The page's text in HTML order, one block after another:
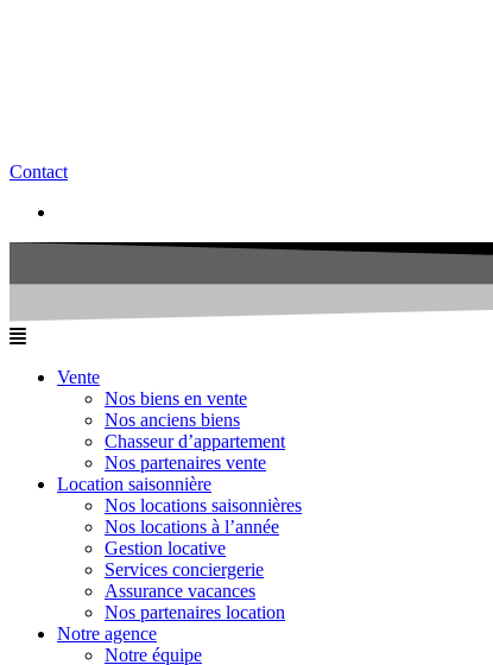
Contact
Vente
Nos biens en vente
Nos anciens biens
Chasseur d’appartement
Nos partenaires vente
Location saisonnière
Nos locations saisonnières
Nos locations à l’année
Gestion locative
Services conciergerie
Assurance vacances
Nos partenaires location
Notre agence
Notre équipe